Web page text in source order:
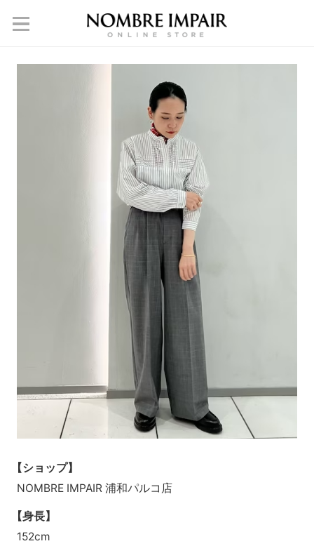
【ショップ】
NOMBRE IMPAIR 浦和パルコ店
【身長】
152cm